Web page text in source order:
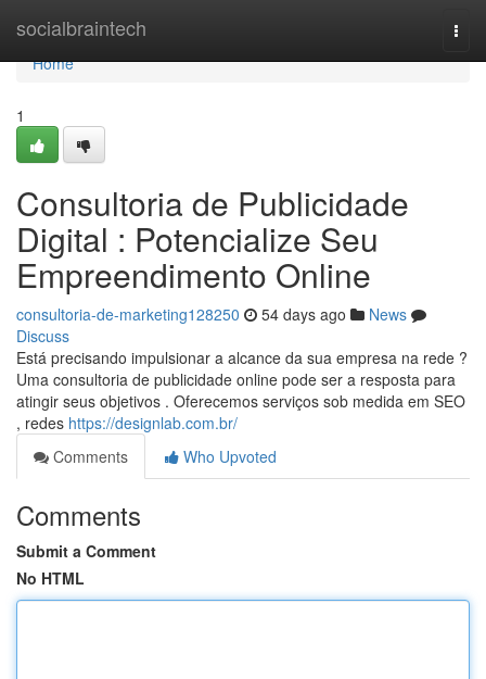
socialbraintech
Home
Home
1
Consultoria de Publicidade
Digital : Potencialize Seu
Empreendimento Online
consultoria-de-marketing128250 54 days ago
News
Discuss
Está precisando impulsionar a alcance da sua empresa na rede ?
Uma consultoria de publicidade online pode ser a resposta para
atingir seus objetivos . Oferecemos serviços sob medida em SEO
, redes https://designlab.com.br/
Comments
Who Upvoted
Comments
Submit a Comment
No HTML